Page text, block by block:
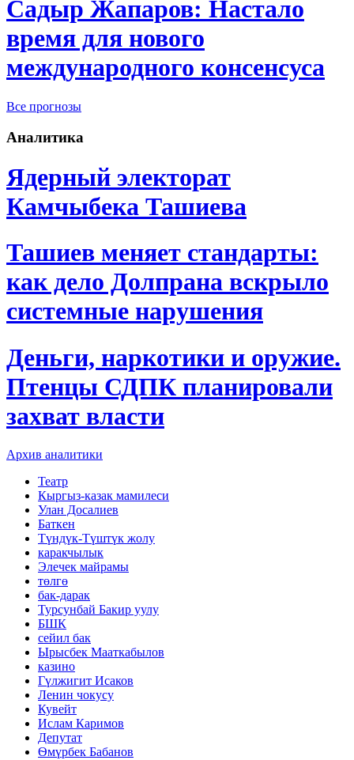
Садыр Жапаров: Настало
время для нового
международного консенсуса
Все прогнозы
Аналитика
Ядерный электорат
Камчыбека Ташиева
Ташиев меняет стандарты:
как дело Долпрана вскрыло
системные нарушения
Деньги, наркотики и оружие.
Птенцы СДПК планировали
захват власти
Архив аналитики
Театр
Кыргыз-казак мамилеси
Улан Досалиев
Баткен
Түндүк-Түштүк жолу
каракчылык
Элечек майрамы
төлгө
бак-дарак
Турсунбай Бакир уулу
БШК
сейил бак
Ырысбек Мааткабылов
казино
Гүлжигит Исаков
Ленин чокусу
Кувейт
Ислам Каримов
Депутат
Ѳмүрбек Бабанов